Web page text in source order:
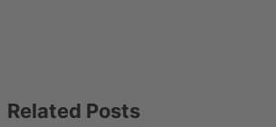
Related Posts